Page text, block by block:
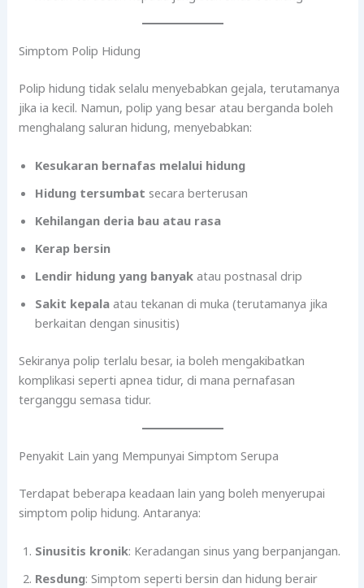
Simptom Polip Hidung
Polip hidung tidak selalu menyebabkan gejala, terutamanya
jika ia kecil. Namun, polip yang besar atau berganda boleh
menghalang saluran hidung, menyebabkan:
Kesukaran bernafas melalui hidung
Hidung tersumbat secara berterusan
Kehilangan deria bau atau rasa
Kerap bersin
Lendir hidung yang banyak atau postnasal drip
Sakit kepala atau tekanan di muka (terutamanya jika
berkaitan dengan sinusitis)
Sekiranya polip terlalu besar, ia boleh mengakibatkan
komplikasi seperti apnea tidur, di mana pernafasan
terganggu semasa tidur.
Penyakit Lain yang Mempunyai Simptom Serupa
Terdapat beberapa keadaan lain yang boleh menyerupai
simptom polip hidung. Antaranya:
Sinusitis kronik: Keradangan sinus yang berpanjangan.
Resdung: Simptom seperti bersin dan hidung berair